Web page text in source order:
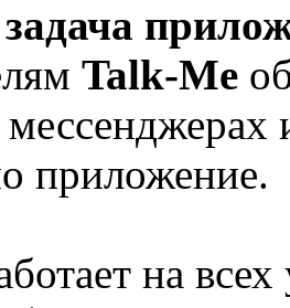
Talk-Me
мессенджерах
приложение.
на